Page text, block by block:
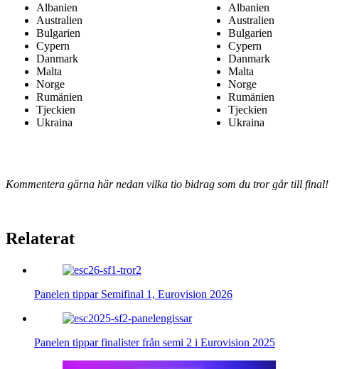
Albanien
Australien
Bulgarien
Cypern
Danmark
Malta
Norge
Rumänien
Tjeckien
Ukraina
Albanien
Australien
Bulgarien
Cypern
Danmark
Malta
Norge
Rumänien
Tjeckien
Ukraina
Kommentera gärna här nedan vilka tio bidrag som du tror går till final!
Relaterat
Panelen tippar Semifinal 1, Eurovision 2026
Panelen tippar finalister från semi 2 i Eurovision 2025